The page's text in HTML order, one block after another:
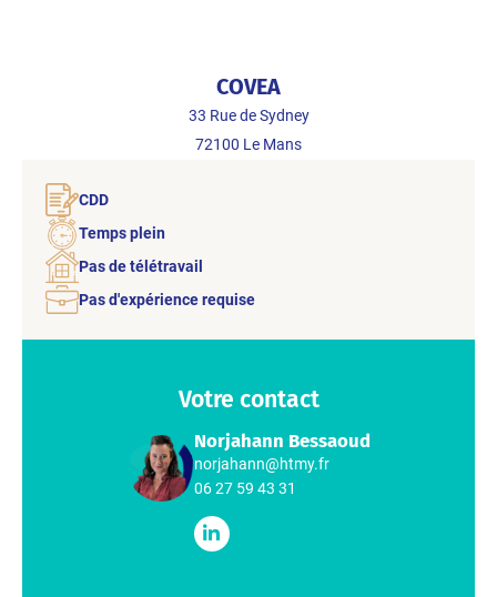
COVEA
33 Rue de Sydney
72100 Le Mans
CDD
Temps plein
Pas de télétravail
Pas d'expérience requise
Votre contact
Norjahann Bessaoud
norjahann@htmy.fr
06 27 59 43 31